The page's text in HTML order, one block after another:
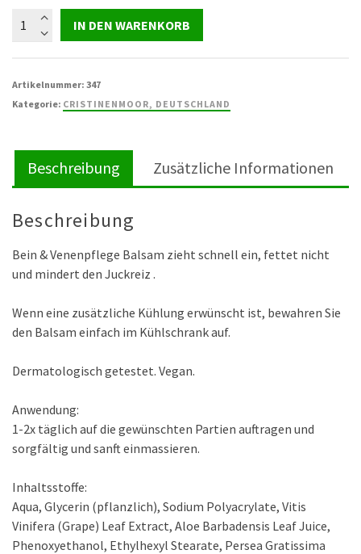
Bein-
IN DEN WARENKORB
Artikelnummer: 347
Kategorie: CRISTINENMOOR, DEUTSCHLAND
Beschreibung Zusätzliche Informationen
Beschreibung
Bein & Venenpflege Balsam zieht schnell ein, fettet nicht
und mindert den Juckreiz .
Wenn eine zusätzliche Kühlung erwünscht ist, bewahren Sie
den Balsam einfach im Kühlschrank auf.
Dermatologisch getestet. Vegan.
Anwendung:
1-2x täglich auf die gewünschten Partien auftragen und
sorgfältig und sanft einmassieren.
Inhaltsstoffe:
Aqua, Glycerin (pflanzlich), Sodium Polyacrylate, Vitis
Vinifera (Grape) Leaf Extract, Aloe Barbadensis Leaf Juice,
Phenoxyethanol, Ethylhexyl Stearate, Persea Gratissima